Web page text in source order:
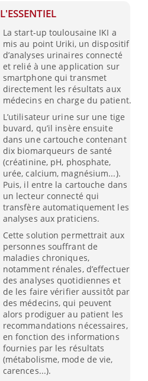
L'ESSENTIEL
La start-up toulousaine IKI a
mis au point Uriki, un dispositif
d’analyses urinaires connecté
et relié à une application sur
smartphone qui transmet
directement les résultats aux
médecins en charge du patient.
L’utilisateur urine sur une tige
buvard, qu’il insère ensuite
dans une cartouche contenant
dix biomarqueurs de santé
(créatinine, pH, phosphate,
urée, calcium, magnésium...).
Puis, il entre la cartouche dans
un lecteur connecté qui
transfère automatiquement les
analyses aux praticiens.
Cette solution permettrait aux
personnes souffrant de
maladies chroniques,
notamment rénales, d’effectuer
des analyses quotidiennes et
de les faire vérifier aussitôt par
des médecins, qui peuvent
alors prodiguer au patient les
recommandations nécessaires,
en fonction des informations
fournies par les résultats
(métabolisme, mode de vie,
carences...).